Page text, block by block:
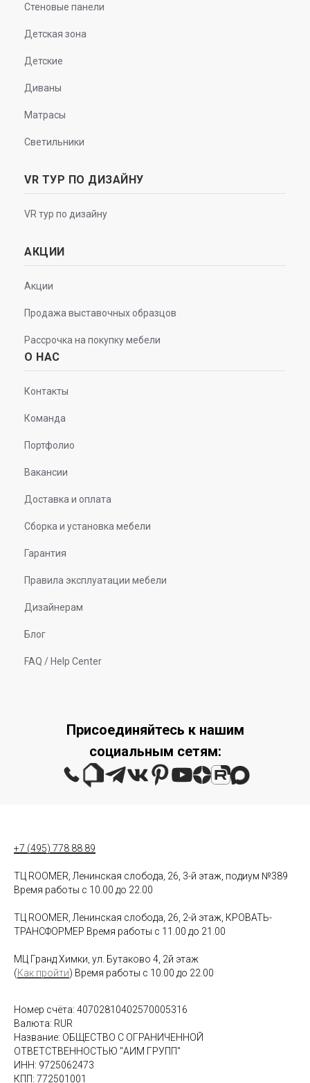
Стеновые панели
Детская зона
Детские
Диваны
Матрасы
Светильники
VR ТУР ПО ДИЗАЙНУ
VR тур по дизайну
АКЦИИ
Акции
Продажа выставочных образцов
Рассрочка на покупку мебели
О НАС
Контакты
Команда
Портфолио
Вакансии
Доставка и оплата
Сборка и установка мебели
Гарантия
Правила эксплуатации мебели
Дизайнерам
Блог
FAQ / Help Center
Присоединяйтесь к нашим
социальным сетям:
+7 (495) 778 88 89
ТЦ ROOMER, Ленинская слобода, 26, 3-й этаж, подиум №389
Время работы с 10.00 до 22.00
ТЦ ROOMER, Ленинская слобода, 26, 2-й этаж, КРОВАТЬ-
ТРАНСФОРМЕР Время работы с 11.00 до 21.00
МЦ Гранд Химки, ул. Бутаково 4, 2й этаж
(Как пройти) Время работы с 10.00 до 22.00
Номер счёта: 40702810402570005316
Валюта: RUR
Название: ОБЩЕСТВО С ОГРАНИЧЕННОЙ
ОТВЕТСТВЕННОСТЬЮ "АИМ ГРУПП"
ИНН: 9725062473
КПП: 772501001